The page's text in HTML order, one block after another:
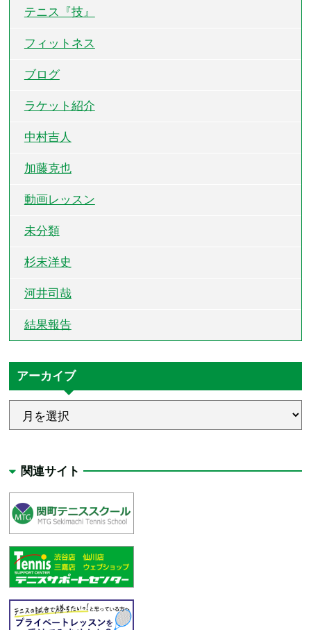
テニス『技』
フィットネス
ブログ
ラケット紹介
中村吉人
加藤克也
動画レッスン
未分類
杉末洋史
河井司哉
結果報告
アーカイブ
関連サイト